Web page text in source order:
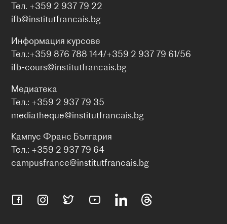
Тел. +359 2 937 79 22
ifb@institutfrancais.bg
Информация курсове
Тел.:+359 876 788 144/+359 2 937 79 61/56
ifb-cours@institutfrancais.bg
Медиатека
Тел.: +359 2 937 79 35
mediatheque@institutfrancais.bg
Кампус Франс България
Тел.: +359 2 937 79 64
campusfrance@institutfrancais.bg